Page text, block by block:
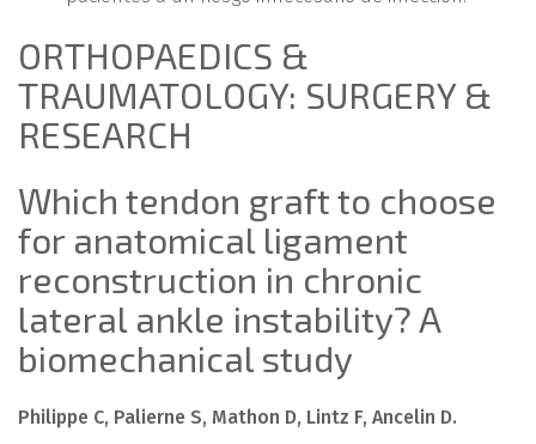
ORTHOPAEDICS &
TRAUMATOLOGY: SURGERY &
RESEARCH
Which tendon graft to choose
for anatomical ligament
reconstruction in chronic
lateral ankle instability? A
biomechanical study
Philippe C, Palierne S, Mathon D, Lintz F, Ancelin D.